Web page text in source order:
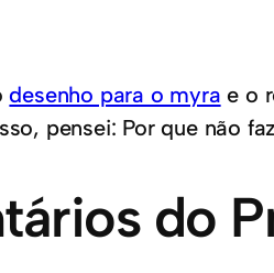
desenho para o myra e o
pensei: Por que não
do